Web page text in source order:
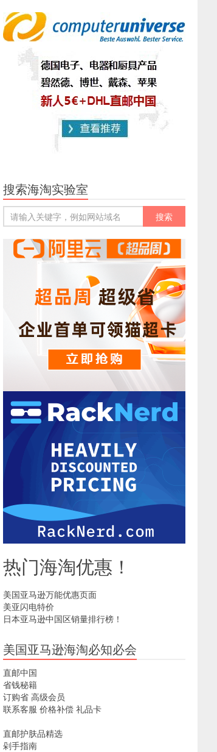
搜索海淘实验室
热门海淘优惠！
美国亚马逊万能优惠页面
美亚闪电特价
日本亚马逊中国区销量排行榜！
美国亚马逊海淘必知必会
直邮中国
省钱秘籍
订购省 高级会员
联系客服 价格补偿 礼品卡
直邮护肤品精选
剁手指南